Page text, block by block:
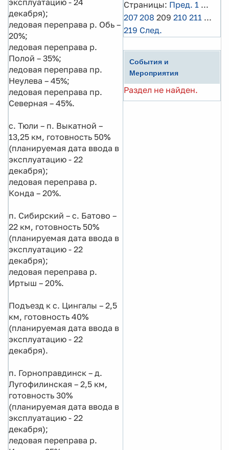
эксплуатацию - 24
декабря);
ледовая переправа р. Обь –
20%;
ледовая переправа р.
Полой – 35%;
ледовая переправа пр.
Неулева – 45%;
ледовая переправа пр.
Северная – 45%.
с. Тюли – п. Выкатной –
13,25 км, готовность 50%
(планируемая дата ввода в
эксплуатацию - 22
декабря);
ледовая переправа р.
Конда – 20%.
п. Сибирский – с. Батово –
22 км, готовность 50%
(планируемая дата ввода в
эксплуатацию - 22
декабря);
ледовая переправа р.
Иртыш – 20%.
Подъезд к с. Цингалы – 2,5
км, готовность 40%
(планируемая дата ввода в
эксплуатацию - 22
декабря).
п. Горноправдинск – д.
Лугофилинская – 2,5 км,
готовность 30%
(планируемая дата ввода в
эксплуатацию - 22
декабря);
ледовая переправа р.
Страницы: Пред. 1 ...
207 208 209 210 211 ...
219 След.
События и
Мероприятия
Раздел не найден.